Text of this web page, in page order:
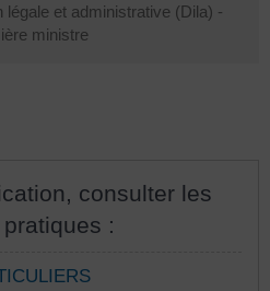
légale et administrative (Dila) -
ministre
consulter les
: